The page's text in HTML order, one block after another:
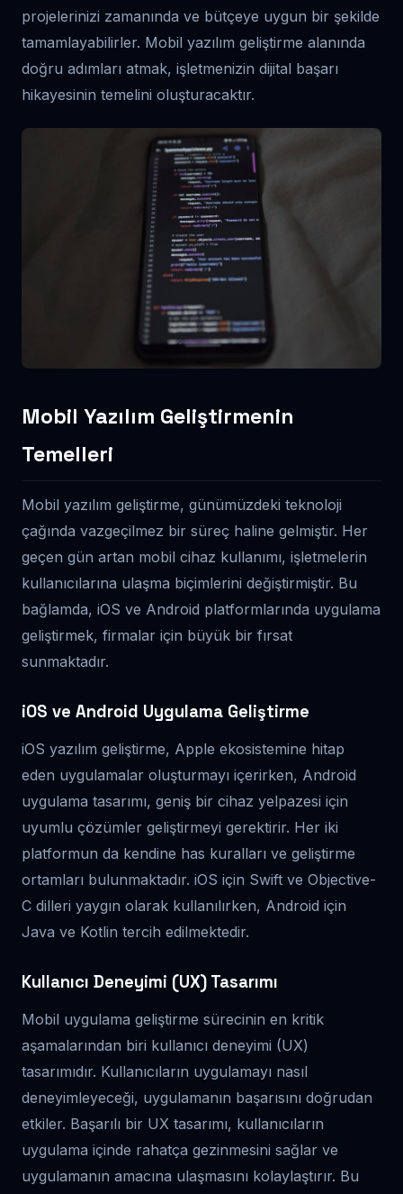
projelerinizi zamanında ve bütçeye uygun bir şekilde
tamamlayabilirler. Mobil yazılım geliştirme alanında
doğru adımları atmak, işletmenizin dijital başarı
hikayesinin temelini oluşturacaktır.
Mobil Yazılım Geliştirmenin
Temelleri
Mobil yazılım geliştirme, günümüzdeki teknoloji
çağında vazgeçilmez bir süreç haline gelmiştir. Her
geçen gün artan mobil cihaz kullanımı, işletmelerin
kullanıcılarına ulaşma biçimlerini değiştirmiştir. Bu
bağlamda, iOS ve Android platformlarında uygulama
geliştirmek, firmalar için büyük bir fırsat
sunmaktadır.
iOS ve Android Uygulama Geliştirme
iOS yazılım geliştirme, Apple ekosistemine hitap
eden uygulamalar oluşturmayı içerirken, Android
uygulama tasarımı, geniş bir cihaz yelpazesi için
uyumlu çözümler geliştirmeyi gerektirir. Her iki
platformun da kendine has kuralları ve geliştirme
ortamları bulunmaktadır. iOS için Swift ve Objective-
C dilleri yaygın olarak kullanılırken, Android için
Java ve Kotlin tercih edilmektedir.
Kullanıcı Deneyimi (UX) Tasarımı
Mobil uygulama geliştirme sürecinin en kritik
aşamalarından biri kullanıcı deneyimi (UX)
tasarımıdır. Kullanıcıların uygulamayı nasıl
deneyimleyeceği, uygulamanın başarısını doğrudan
etkiler. Başarılı bir UX tasarımı, kullanıcıların
uygulama içinde rahatça gezinmesini sağlar ve
uygulamanın amacına ulaşmasını kolaylaştırır. Bu